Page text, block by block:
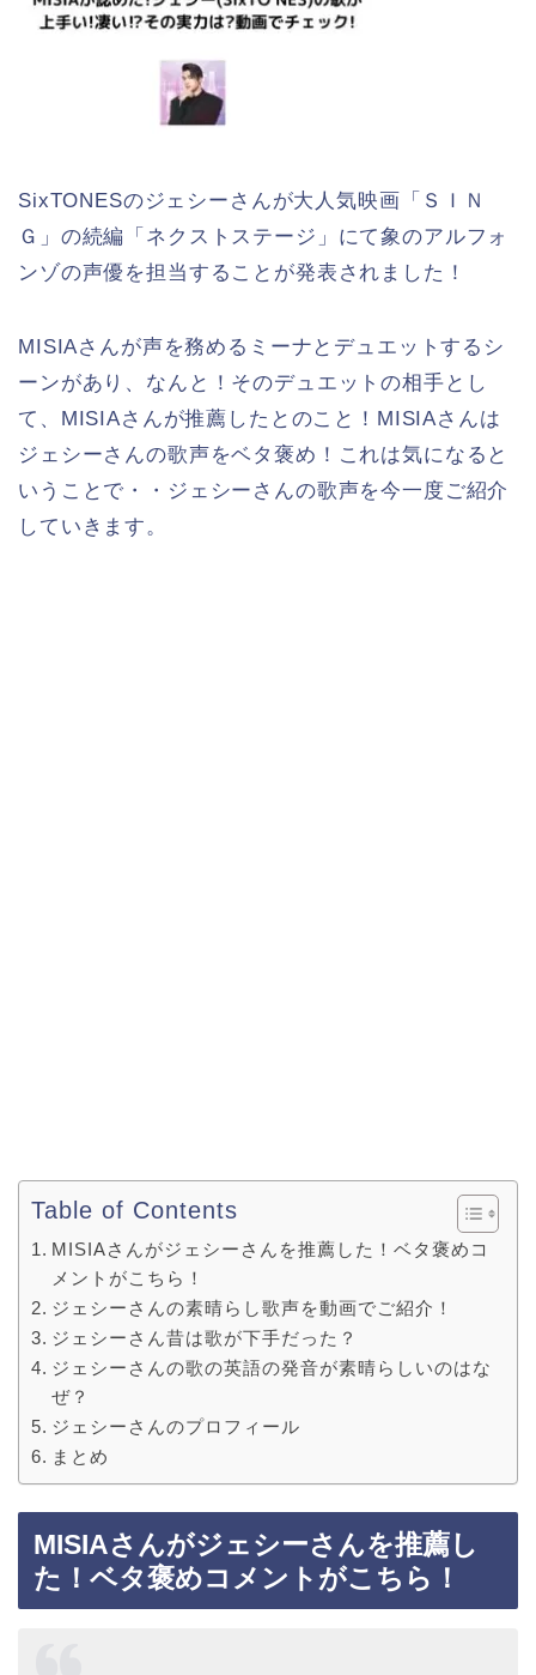
SixTONESのジェシーさんが大人気映画「ＳＩＮ
Ｇ」の続編「ネクストステージ」にて象のアルフォ
ンゾの声優を担当することが発表されました！
MISIAさんが声を務めるミーナとデュエットするシ
ーンがあり、なんと！そのデュエットの相手とし
て、MISIAさんが推薦したとのこと！MISIAさんは
ジェシーさんの歌声をベタ褒め！これは気になると
いうことで・・ジェシーさんの歌声を今一度ご紹介
していきます。
Table of Contents
MISIAさんがジェシーさんを推薦した！ベタ褒めコ
メントがこちら！
ジェシーさんの素晴らし歌声を動画でご紹介！
ジェシーさん昔は歌が下手だった？
ジェシーさんの歌の英語の発音が素晴らしいのはな
ぜ？
ジェシーさんのプロフィール
まとめ
MISIAさんがジェシーさんを推薦し
た！ベタ褒めコメントがこちら！